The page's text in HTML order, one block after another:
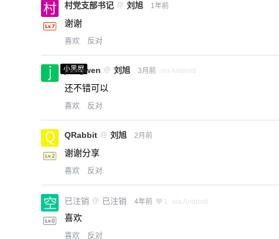
村党支部书记 @ 刘旭 1年前
谢谢
喜欢 反对
小黑屋
jiangwen @ 刘旭 3月前 via Android
还不错可以
喜欢 反对
QRabbit @ 刘旭 2月前
谢谢分享
喜欢 反对
已注销 @ 已注销 4年前 1 via Android
喜欢
喜欢 反对